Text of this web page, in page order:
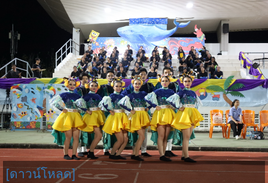
[ดาวน์โหลด]